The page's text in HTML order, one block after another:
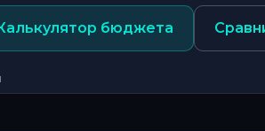
бюджета